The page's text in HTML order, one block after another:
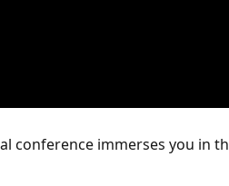
conference immerses you in